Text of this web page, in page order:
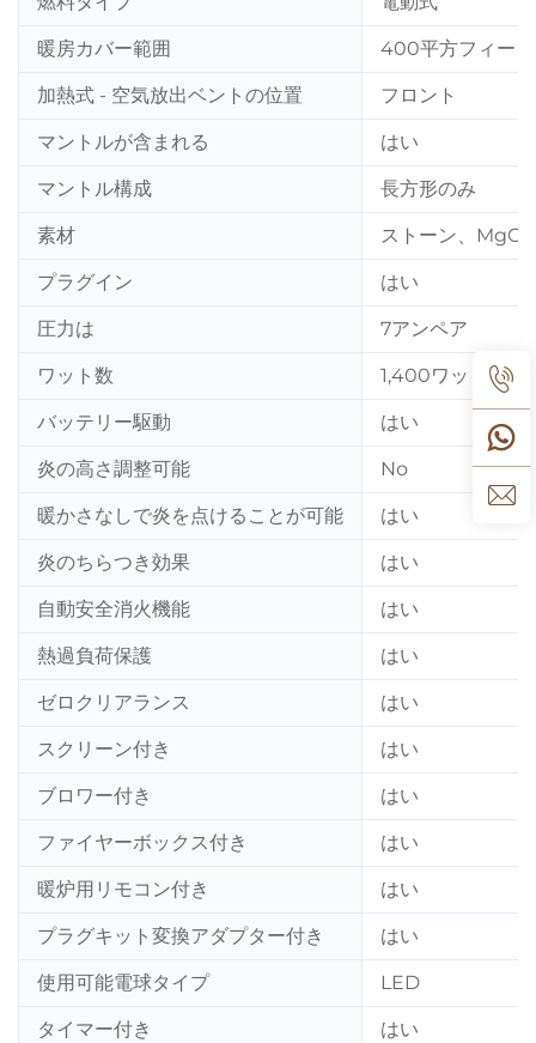
暖房カバー範囲 400平方フィート
加熱式 - 空気放出ベントの位置 フロント
マントルが含まれる はい
マントル構成 長方形のみ
素材 ストーン、MgO
プラグイン はい
圧力は 7アンペア
ワット数 1,400ワット
バッテリー駆動 はい
炎の高さ調整可能 No
暖かさなしで炎を点けることが可能 はい
炎のちらつき効果 はい
自動安全消火機能 はい
熱過負荷保護 はい
ゼロクリアランス はい
スクリーン付き はい
ブロワー付き はい
ファイヤーボックス付き はい
暖炉用リモコン付き はい
プラグキット変換アダプター付き はい
使用可能電球タイプ LED
タイマー付き はい